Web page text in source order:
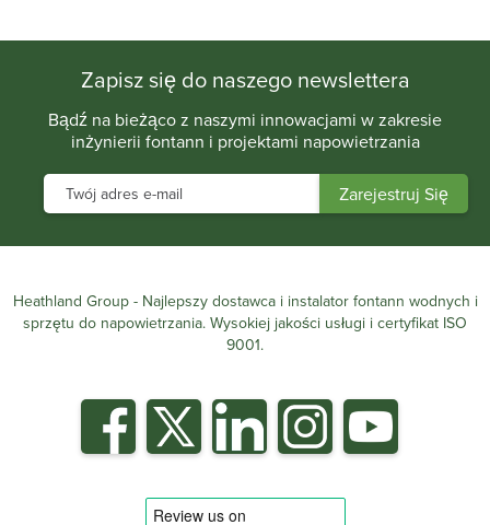
Zapisz się do naszego newslettera
Bądź na bieżąco z naszymi innowacjami w zakresie
inżynierii fontann i projektami napowietrzania
Heathland Group - Najlepszy dostawca i instalator fontann wodnych i
sprzętu do napowietrzania. Wysokiej jakości usługi i certyfikat ISO
9001.